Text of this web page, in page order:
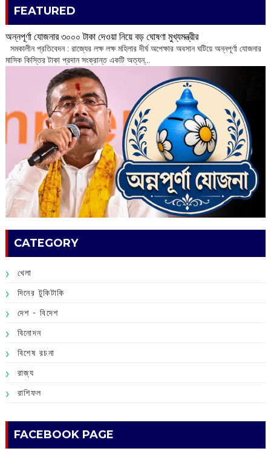
FEATURED
অন্নপূর্ণা যোজনার ৩০০০ টাকা দেওয়া নিয়ে বড় ঘোষণা মুখ্যমন্ত্রীর
সমকালীন প্রতিবেদন : রাজ্যের লক্ষ লক্ষ মহিলার দীর্ঘ অপেক্ষার অবসান ঘটিয়ে অন্নপূর্ণা যোজনার
মাসিক কিস্তির টাকা প্রদান সংক্রান্ত একটি অত্যন্...
CATEGORY
খেলা
দিনের টুকিটাকি
দেশ - বিদেশ
বিনোদন
বিশেষ রচনা
রাজ্য
রাশিফল
FACEBOOK PAGE